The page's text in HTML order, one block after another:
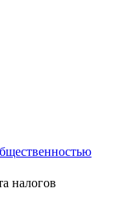
налогов